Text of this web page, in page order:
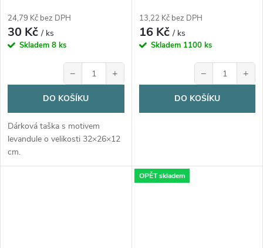
24,79 Kč bez DPH
30 Kč/ ks
Skladem 8 ks
− +
DO KOŠÍKU
Dárková taška s motivem
levandule o velikosti 32×26×12
cm.
šňůrkou, 1kus
13,22 Kč bez DPH
16 Kč/ ks
Skladem 1100 ks
− +
DO KOŠÍKU
OPĚT skladem